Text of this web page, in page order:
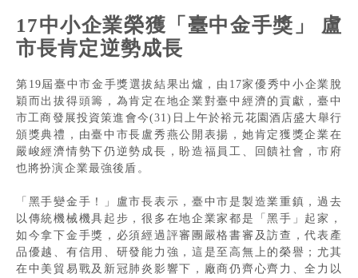
17中小企業榮獲「臺中金手獎」 盧
市長肯定逆勢成長
第19屆臺中市金手獎選拔結果出爐，由17家優秀中小企業脫
穎而出拔得頭籌，為肯定在地企業對臺中經濟的貢獻，臺中
市工商發展投資策進會今(31)日上午於裕元花園酒店盛大舉行
頒獎典禮，由臺中市長盧秀燕公開表揚，她肯定獲獎企業在
嚴峻經濟情勢下仍逆勢成長，盼造福員工、回饋社會，市府
也將扮演企業最強後盾。
「黑手變金手！」盧市長表示，臺中市是製造業重鎮，過去
以傳統機械機具起步，很多在地企業家都是「黑手」起家，
如今拿下金手獎，必須經過評審團嚴格書審及訪查，代表產
品優越、有信用、研發能力強，這是至高無上的榮譽；尤其
在中美貿易戰及新冠肺炎影響下，廠商仍齊心齊力、全力以